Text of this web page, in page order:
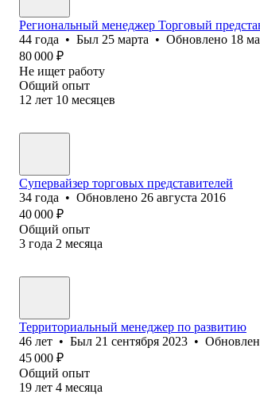
Региональный менеджер Торговый
44 года • Был 25 марта • Обновлено 18
80 000 ₽
Не ищет работу
Общий опыт
12 лет 10 месяцев
Супервайзер торговых представителей
34 года • Обновлено 26 августа 2016
40 000 ₽
Общий опыт
3 года 2 месяца
Территориальный менеджер по развитию
46 лет • Был 21 сентября 2023 •
45 000 ₽
Общий опыт
19 лет 4 месяца